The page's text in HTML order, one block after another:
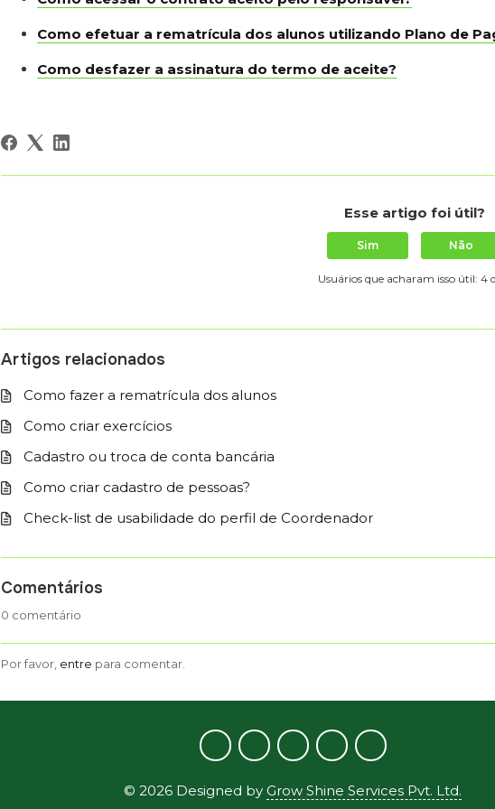
Como efetuar a rematrícula dos alunos utilizando Plano de
Como desfazer a assinatura do termo de aceite?
Esse artigo foi útil?
Sim Não
Usuários que acharam isso útil: 4
Artigos relacionados
Como fazer a rematrícula dos alunos
Como criar exercícios
Cadastro ou troca de conta bancária
Como criar cadastro de pessoas?
Check-list de usabilidade do perfil de Coordenador
Comentários
0 comentário
Por favor, entre para comentar.
© 2026 Designed by Grow Shine Services Pvt. Ltd.